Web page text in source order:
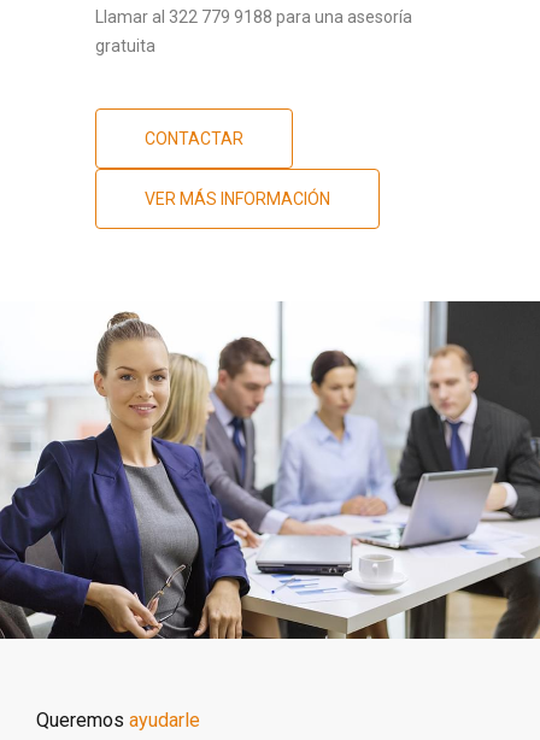
Llamar al 322 779 9188 para una asesoría
gratuita
CONTACTAR
VER MÁS INFORMACIÓN
Queremos ayudarle